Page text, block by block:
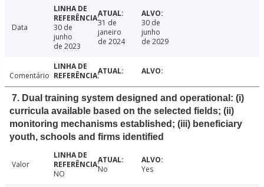
Data
30 de
junho
de 2023
31 de
janeiro
de 2024
30 de
junho
de 2029
Comentário
7. Dual training system designed and operational: (i)
curricula available based on the selected fields; (ii)
monitoring mechanisms established; (iii) beneficiary
youth, schools and firms identified
Valor
NO
No Yes